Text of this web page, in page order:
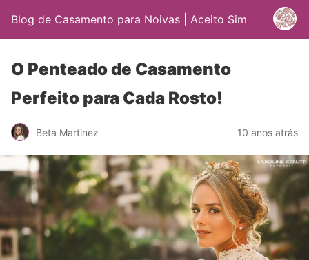
Blog de Casamento para Noivas | Aceito Sim
O Penteado de Casamento
Perfeito para Cada Rosto!
Beta Martinez 10 anos atrás